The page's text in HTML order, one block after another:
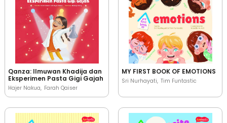
Qanza: Ilmuwan Khadija dan
Eksperimen Pasta Gigi Gajah
Hajer Nakua Farah Qaiser
MY FIRST BOOK OF EMOTIONS
Sri Nurhayati Tim Funtastic